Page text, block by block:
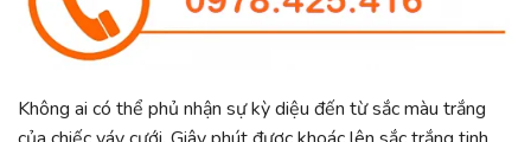
Không ai có thể phủ nhận sự kỳ diệu đến từ sắc màu trắng